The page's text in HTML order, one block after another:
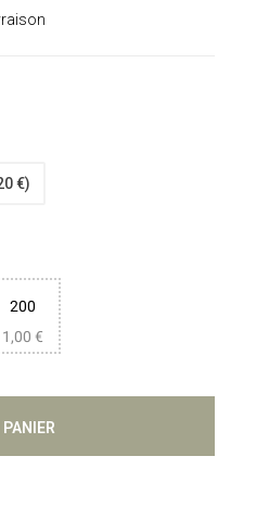
€)
200
1,00 €